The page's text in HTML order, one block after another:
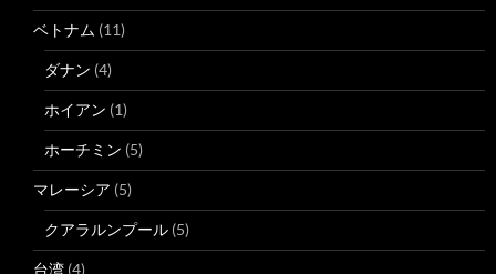
ベトナム (11)
ダナン (4)
ホイアン (1)
ホーチミン (5)
マレーシア (5)
クアラルンプール (5)
台湾 (4)